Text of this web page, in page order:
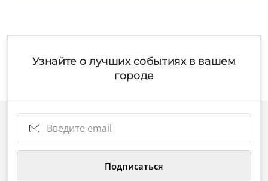
Узнайте о лучших событиях в вашем
городе